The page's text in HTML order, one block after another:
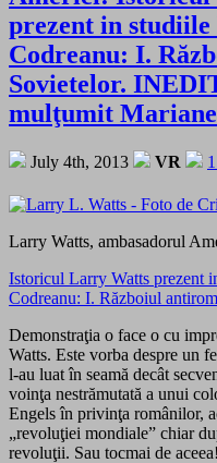
prezent in
Codreanu: I.
Sovietelor.
mulţumit
July 4th, 2013 VR
Larry Watts, ambasadorul
Istoricul Larry Watts prezent
Codreanu: I. Războiul
Demonstraţia o face o cu
Watts. Este vorba despre un
l-au luat în seamă decât
voinţa nestrămutată a unui
Engels în privinţa românilor,
„revoluţiei mondiale” chiar
revoluţii. Sau tocmai de aceea!